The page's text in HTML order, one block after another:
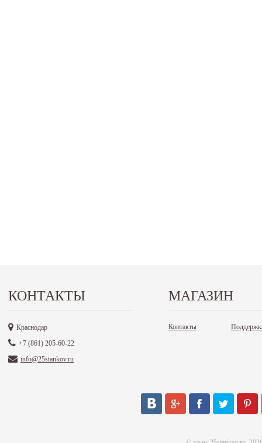
КОНТАКТЫ
Краснодар
+7 (861) 205-60-22
info@25stankov.ru
МАГАЗИН
Контакты